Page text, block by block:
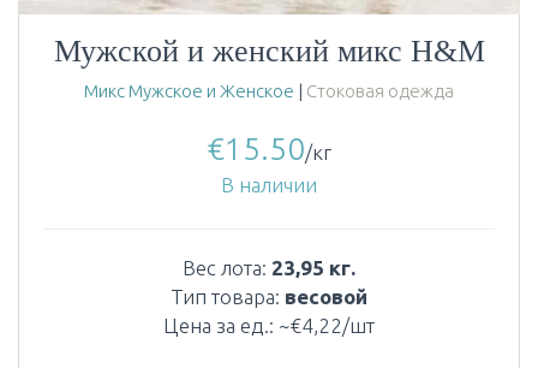
Мужской и женский микс H&M
Микс Мужское и Женское | Стоковая одежда
€15.50/кг
В наличии
Вес лота: 23,95 кг.
Тип товара: весовой
Цена за ед.: ~€4,22/шт